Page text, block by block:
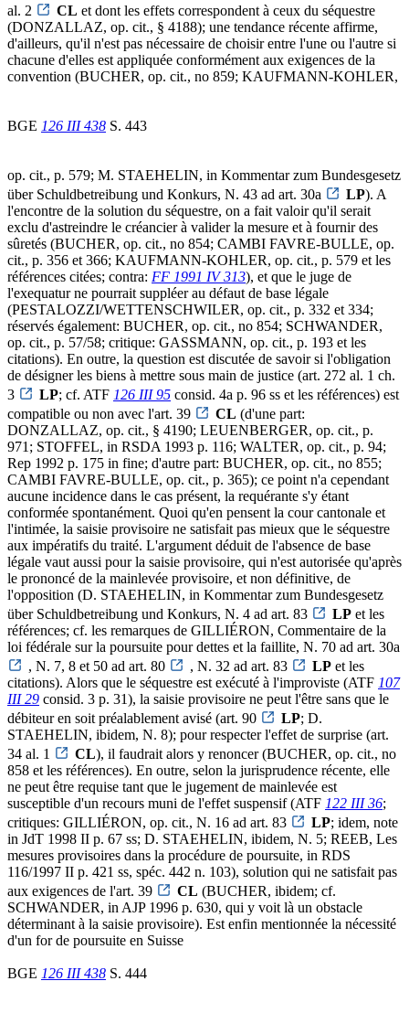
al. 2
CL et dont les effets correspondent à ceux du séquestre
(DONZALLAZ, op. cit., § 4188); une tendance récente affirme,
d'ailleurs, qu'il n'est pas nécessaire de choisir entre l'une ou l'autre si
chacune d'elles est appliquée conformément aux exigences de la
convention (BUCHER, op. cit., no 859; KAUFMANN-KOHLER,
BGE 126 III 438 S. 443
op. cit., p. 579; M. STAEHELIN, in Kommentar zum Bundesgesetz
über Schuldbetreibung und Konkurs, N. 43 ad art. 30a
LP). A
l'encontre de la solution du séquestre, on a fait valoir qu'il serait
exclu d'astreindre le créancier à valider la mesure et à fournir des
sûretés (BUCHER, op. cit., no 854; CAMBI FAVRE-BULLE, op.
cit., p. 356 et 366; KAUFMANN-KOHLER, op. cit., p. 579 et les
références citées; contra: FF 1991 IV 313), et que le juge de
l'exequatur ne pourrait suppléer au défaut de base légale
(PESTALOZZI/WETTENSCHWILER, op. cit., p. 332 et 334;
réservés également: BUCHER, op. cit., no 854; SCHWANDER,
op. cit., p. 57/58; critique: GASSMANN, op. cit., p. 193 et les
citations). En outre, la question est discutée de savoir si l'obligation
de désigner les biens à mettre sous main de justice (art. 272 al. 1 ch.
3
LP; cf. ATF 126 III 95 consid. 4a p. 96 ss et les références) est
compatible ou non avec l'art. 39
CL (d'une part:
DONZALLAZ, op. cit., § 4190; LEUENBERGER, op. cit., p.
971; STOFFEL, in RSDA 1993 p. 116; WALTER, op. cit., p. 94;
Rep 1992 p. 175 in fine; d'autre part: BUCHER, op. cit., no 855;
CAMBI FAVRE-BULLE, op. cit., p. 365); ce point n'a cependant
aucune incidence dans le cas présent, la requérante s'y étant
conformée spontanément. Quoi qu'en pensent la cour cantonale et
l'intimée, la saisie provisoire ne satisfait pas mieux que le séquestre
aux impératifs du traité. L'argument déduit de l'absence de base
légale vaut aussi pour la saisie provisoire, qui n'est autorisée qu'après
le prononcé de la mainlevée provisoire, et non définitive, de
l'opposition (D. STAEHELIN, in Kommentar zum Bundesgesetz
über Schuldbetreibung und Konkurs, N. 4 ad art. 83
LP et les
références; cf. les remarques de GILLIÉRON, Commentaire de la
loi fédérale sur la poursuite pour dettes et la faillite, N. 70 ad art. 30a
, N. 7, 8 et 50 ad art. 80
, N. 32 ad art. 83 LP et les
citations). Alors que le séquestre est exécuté à l'improviste (ATF 107
III 29 consid. 3 p. 31), la saisie provisoire ne peut l'être sans que le
débiteur en soit préalablement avisé (art. 90
LP; D.
STAEHELIN, ibidem, N. 8); pour respecter l'effet de surprise (art.
34 al. 1
CL), il faudrait alors y renoncer (BUCHER, op. cit., no
858 et les références). En outre, selon la jurisprudence récente, elle
ne peut être requise tant que le jugement de mainlevée est
susceptible d'un recours muni de l'effet suspensif (ATF 122 III 36;
critiques: GILLIÉRON, op. cit., N. 16 ad art. 83
LP; idem, note
in JdT 1998 II p. 67 ss; D. STAEHELIN, ibidem, N. 5; REEB, Les
mesures provisoires dans la procédure de poursuite, in RDS
116/1997 II p. 421 ss, spéc. 442 n. 103), solution qui ne satisfait pas
aux exigences de l'art. 39
CL (BUCHER, ibidem; cf.
SCHWANDER, in AJP 1996 p. 630, qui y voit là un obstacle
déterminant à la saisie provisoire). Est enfin mentionnée la nécessité
d'un for de poursuite en Suisse
BGE 126 III 438 S. 444